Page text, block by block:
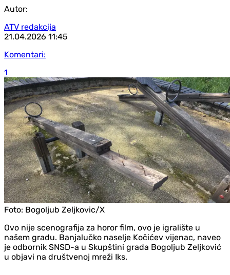
Autor:
ATV redakcija
21.04.2026 11:45
Komentari:
1
Foto: Bogoljub Zeljkovic/X
Ovo nije scenografija za horor film, ovo je igralište u
našem gradu. Banjalučko naselje Kočićev vijenac, naveo
je odbornik SNSD-a u Skupštini grada Bogoljub Zeljković
u objavi na društvenoj mreži Iks.